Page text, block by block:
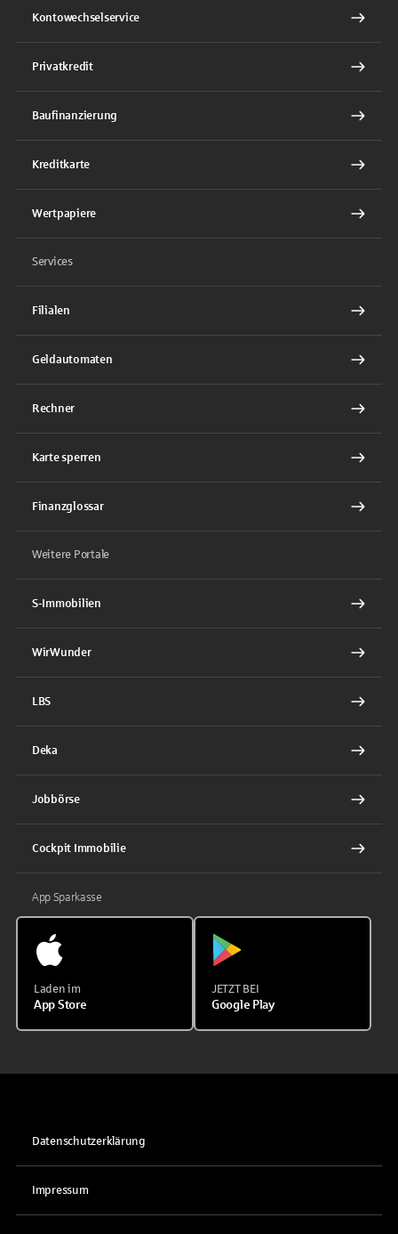
Kontowechselservice
Privatkredit
Baufinanzierung
Kreditkarte
Wertpapiere
Services
Filialen
Geldautomaten
Rechner
Karte sperren
Finanzglossar
Weitere Portale
S-Immobilien
WirWunder
LBS
Deka
Jobbörse
Cockpit Immobilie
App Sparkasse
Laden im
App Store
JETZT BEI
Google Play
Datenschutzerklärung
Impressum